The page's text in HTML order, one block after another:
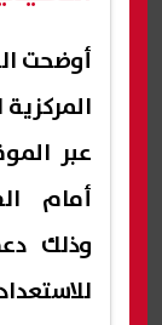
أوضحت
عبر
أمام
وذلك